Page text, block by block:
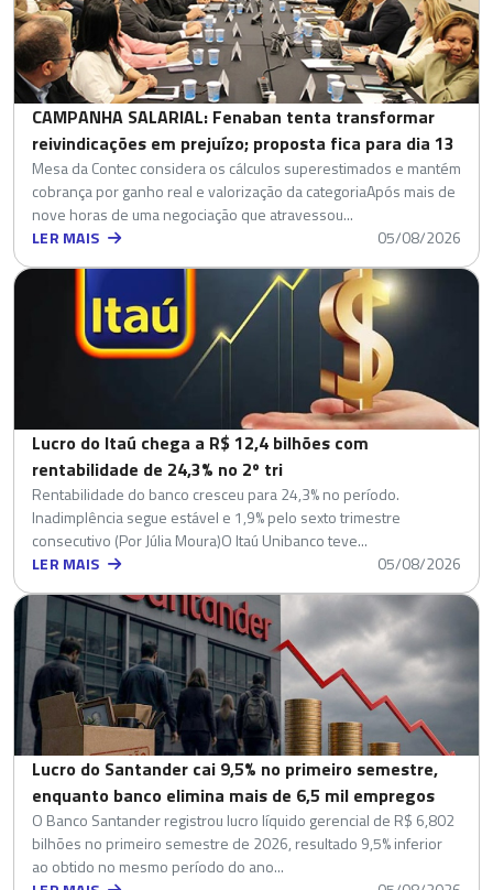
CAMPANHA SALARIAL: Fenaban tenta transformar
reivindicações em prejuízo; proposta fica para dia 13
Mesa da Contec considera os cálculos superestimados e mantém
cobrança por ganho real e valorização da categoriaApós mais de
nove horas de uma negociação que atravessou...
LER MAIS
05/08/2026
Lucro do Itaú chega a R$ 12,4 bilhões com
rentabilidade de 24,3% no 2º tri
Rentabilidade do banco cresceu para 24,3% no período.
Inadimplência segue estável e 1,9% pelo sexto trimestre
consecutivo (Por Júlia Moura)O Itaú Unibanco teve...
LER MAIS
05/08/2026
Lucro do Santander cai 9,5% no primeiro semestre,
enquanto banco elimina mais de 6,5 mil empregos
O Banco Santander registrou lucro líquido gerencial de R$ 6,802
bilhões no primeiro semestre de 2026, resultado 9,5% inferior
ao obtido no mesmo período do ano...